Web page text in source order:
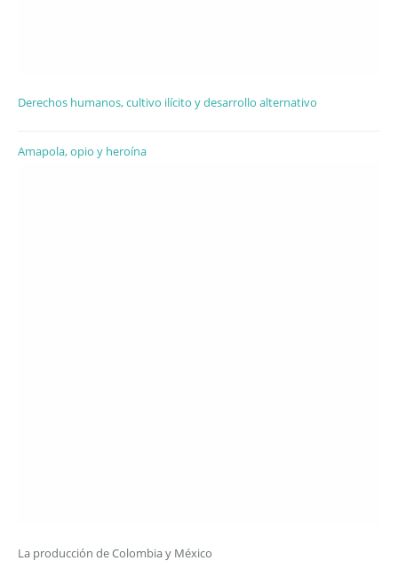
Derechos humanos, cultivo ilícito y desarrollo alternativo
Amapola, opio y heroína
La producción de Colombia y México